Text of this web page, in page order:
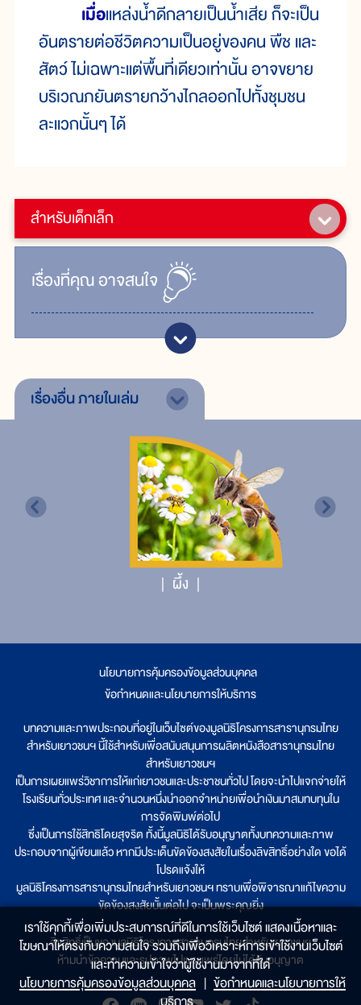
สำหรับเด็กเล็ก
เรื่ิองที่คุณอาจสนใจ
เมื่อแหล่งน้ำดีกลายเป็นน้ำเสีย ก็จะเป็น
อันตรายต่อชีวิตความเป็นอยู่ของคน พืช และ
สัตว์ ไม่เฉพาะแต่พื้นที่เดียวเท่านั้น อาจขยาย
บริเวณภยันตรายกว้างไกลออกไปทั้งชุมชน
ละแวกนั้นๆ ได้
เรื่องอื่นภายในเล่ม
ผึ้ง
นโยบายการคุ้มครองข้อมูลส่วนบุคคล
ข้อกำหนดและนโยบายการให้บริการ
บทความและภาพประกอบที่อยู่ในเว็บไซต์ของมูลนิธิโครงการสารานุกรมไทย
สำหรับเยาวชนฯ นี้ใช้สำหรับเพื่อสนับสนุนการผลิตหนังสือสารานุกรมไทย
สำหรับเยาวชนฯ
เป็นการเผยแพร่วิชาการให้แก่เยาวชนและประชาชนทั่วไป โดยจะนำไปแจกจ่ายให้
โรงเรียนทั่วประเทศ และจำนวนหนึ่งนำออกจำหน่ายเพื่อนำเงินมาสมทบทุนใน
การจัดพิมพ์ต่อไป
ซึ่งเป็นการใช้สิทธิโดยสุจริต ทั้งนี้มูลนิธิได้รับอนุญาตทั้งบทความและภาพ
ประกอบจากผู้เขียนแล้ว หากมีประเด็นขัดข้องสงสัยในเรื่องลิขสิทธิ์อย่างใด ขอได้
โปรดแจ้งให้
มูลนิธิโครงการสารานุกรมไทยสำหรับเยาวชนฯ ทราบเพื่อพิจารณาแก้ไขความ
ขัดข้องสงสัยนั้นต่อไป จะเป็นพระคุณยิ่ง
ลิขสิทธิ์เป็นของมูลนิธิโครงการสารานุกรมไทยสำหรับเยาวชนฯ
ห้ามนำข้อความและรูปภาพไปเผยแพร่โดยไม่ได้รับอนุญาต
เราใช้คุกกี้เพื่อเพิ่มประสบการณ์ที่ดีในการใช้เว็บไซต์ แสดงเนื้อหาและ
โฆษณาให้ตรงกับความสนใจ รวมถึงเพื่อวิเคราะห์การเข้าใช้งานเว็บไซต์
และทำความเข้าใจว่าผู้ใช้งานมาจากที่ใด๋
นโยบายการคุ้มครองข้อมูลส่วนบุคคล | ข้อกำหนดและนโยบายการให้